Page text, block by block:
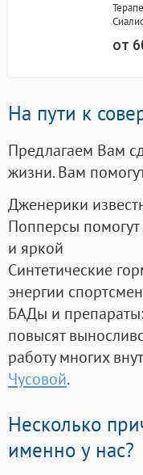
от
На пути к
Предлагаем Вам
жизни. Вам
Дженерики
Попперсы
и яркой
Синтетические
энергии
БАДы и препараты:
повысят
работу многих
Чусовой.
Несколько
именно у нас?